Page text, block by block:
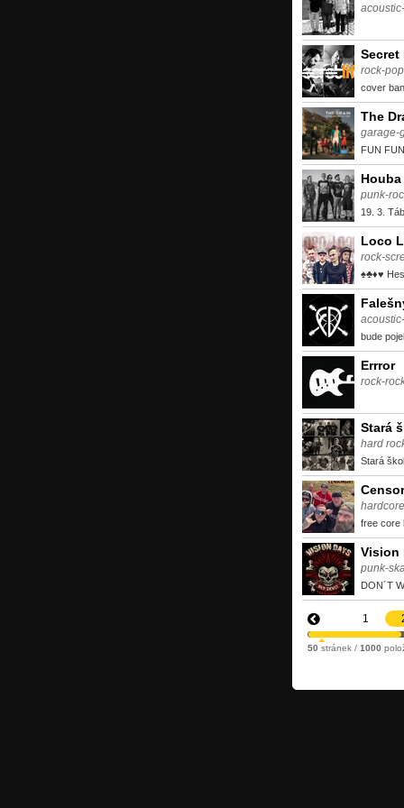
Secret
rock-pop
cover
The
garage-
FUN
Houba
punk-
19. 3.
Loco
rock-
♠♣♦♥
bude
Errror
rock-
Stará
hard
Stará
hardcore
free core
Vision
punk-
DON´T
1
50 stránek / 1000